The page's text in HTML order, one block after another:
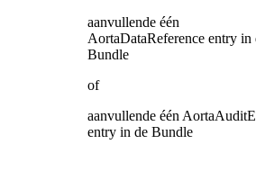
aanvullende één
AortaDataReference entry in
Bundle
of
aanvullende één
entry in de Bundle